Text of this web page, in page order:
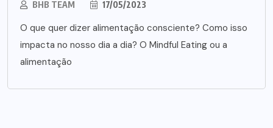
BHB TEAM 17/05/2023
O que quer dizer alimentação consciente? Como isso
impacta no nosso dia a dia? O Mindful Eating ou a
alimentação